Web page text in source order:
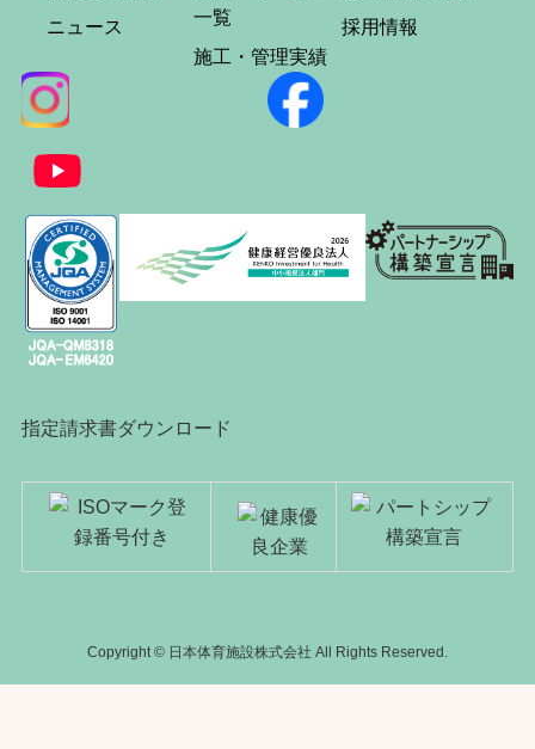
ニュース
一覧
施工・管理実績
採用情報
指定請求書ダウンロード
Copyright © 日本体育施設株式会社 All Rights Reserved.